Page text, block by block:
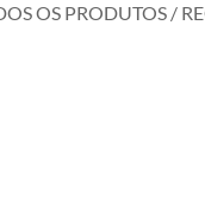
OS PRODUTOS /